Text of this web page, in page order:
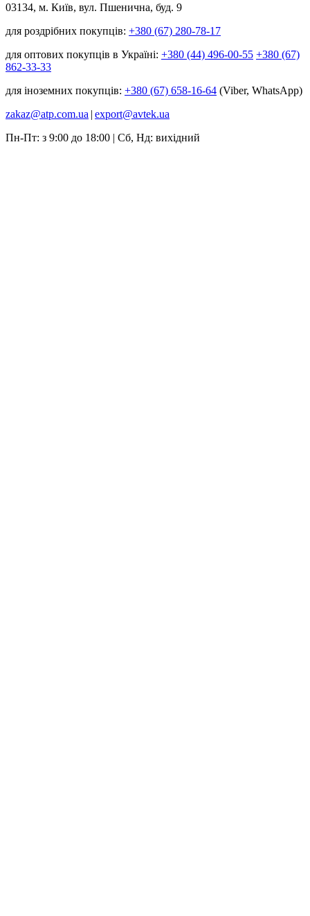
03134, м. Київ, вул. Пшенична, буд. 9
для роздрібних покупців: +380 (67) 280-78-17
для оптових покупців в Україні: +380 (44) 496-00-55 +380 (67)
862-33-33
для іноземних покупців: +380 (67) 658-16-64 (Viber, WhatsApp)
zakaz@atp.com.ua | export@avtek.ua
Пн-Пт: з 9:00 до 18:00 | Сб, Нд: вихідний